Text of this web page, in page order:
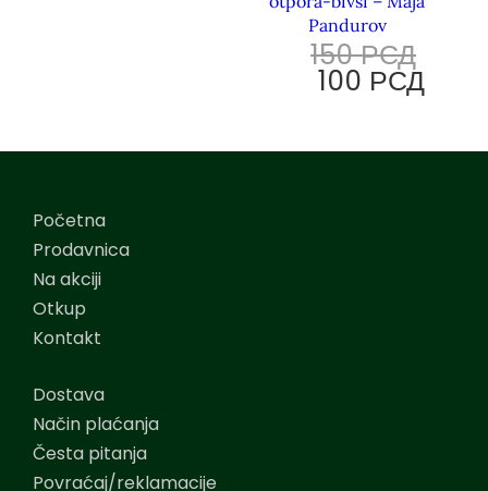
Pandurov
150РСД
100 РСД
Početna
Prodavnica
Na akciji
Otkup
Kontakt
Dostava
Način plaćanja
Česta pitanja
Povraćaj/reklamacije